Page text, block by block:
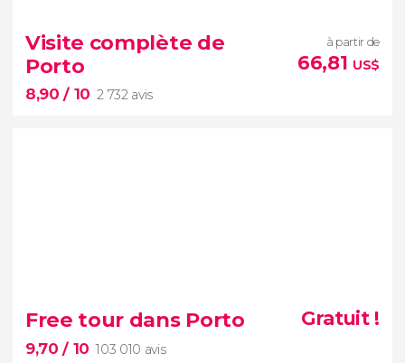
un des ponts suspendus
les
plus longs au monde
excursion aux
Passadiços do Paiva et au pont suspendu 516
Arouca
Visite complète de
Porto
8,90/ 10 2 732 avis
à partir de
66,81 US$
2 732 avis
de la ville
Free tour dans Porto
9,70/ 10 103 010 avis
Gratuit !